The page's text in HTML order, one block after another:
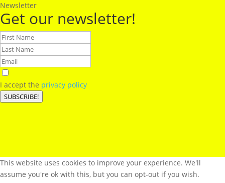
Newsletter
Get our newsletter!
I accept the privacy policy
SUBSCRIBE!
This website uses cookies to improve your experience. We'll
assume you're ok with this, but you can opt-out if you wish.